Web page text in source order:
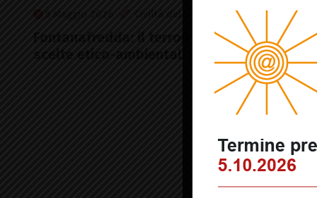
5 Maggio 2026 Civiltà del bere Piemonte
Fontanafredda: il terroir al centro con le
scelte etico-ambientali